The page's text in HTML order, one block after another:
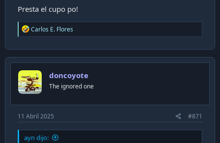
Presta el cupo po!
R
e
c
t
o
n
s
Carlos E. Flores
doncoyote
The ignored one
11 Abril 2025 #871
ayn dijo: